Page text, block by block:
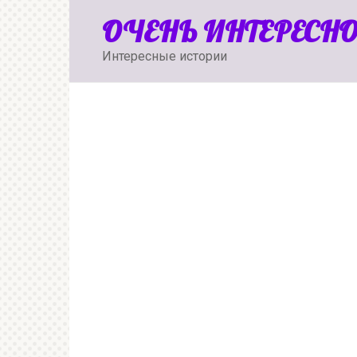
ОЧЕНЬ
Интересные истории